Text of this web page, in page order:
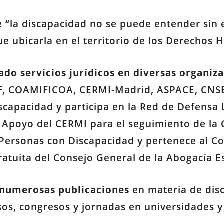
discapacidad no se puede entender sin
ubicarla en el territorio de los Derechos
servicios jurídicos en diversas
COAMIFICOA, CERMI-Madrid, ASPACE,
y participa en la Red de Defensa
del CERMI para el seguimiento de
con Discapacidad y pertenece al
del Consejo General de la Abogacía
publicaciones en materia de
congresos y jornadas en universidades